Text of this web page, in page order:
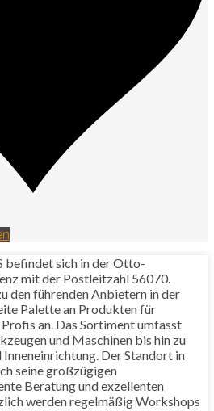
befindet sich in der Otto-
mit der Postleitzahl 56070.
den führenden Anbietern in der
Palette an Produkten für
an. Das Sortiment umfasst
und Maschinen bis hin zu
Der Standort in
seine großzügigen
Beratung und exzellenten
werden regelmäßig Workshops